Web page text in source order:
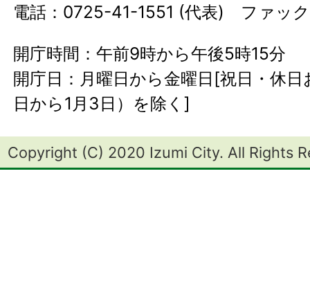
電話：0725-41-1551 (代表) ファッ
開庁時間：午前9時から午後5時15分
開庁日：月曜日から金曜日[祝日・休
日から1月3日）を除く]
Copyright (C) 2020 Izumi City. All Rights